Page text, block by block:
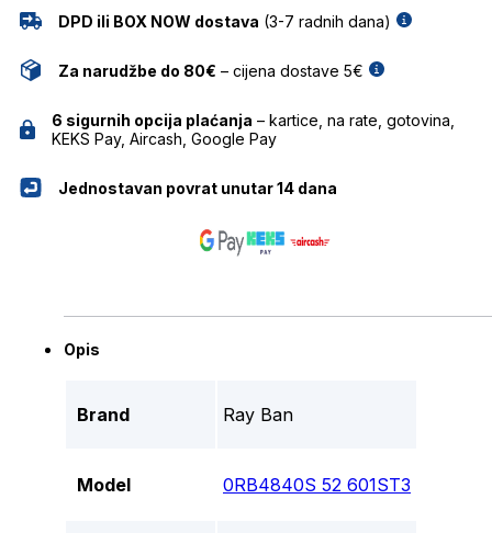
DPD ili BOX NOW dostava (3-7 radnih dana)
Za narudžbe do 80€ – cijena dostave 5€
6 sigurnih opcija plaćanja – kartice, na rate, gotovina,
KEKS Pay, Aircash, Google Pay
Jednostavan povrat unutar 14 dana
Opis
Brand Ray Ban
Model 0RB4840S 52 601ST3